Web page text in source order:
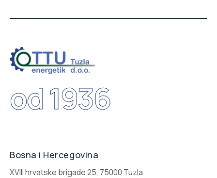
od 1936
Bosna i Hercegovina
XVIII hrvatske brigade 25, 75000 Tuzla